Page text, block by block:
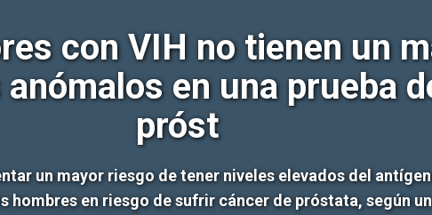
con VIH no tienen un
en una prueba
próst
un mayor riesgo de tener niveles elevados del
hombres en riesgo de sufrir cáncer de próstata, según